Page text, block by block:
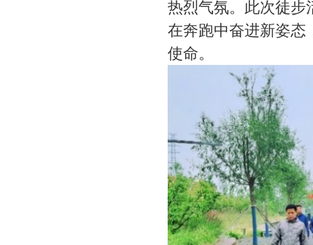
热烈气氛。此次徒步
在奔跑中奋进新姿态
使命。